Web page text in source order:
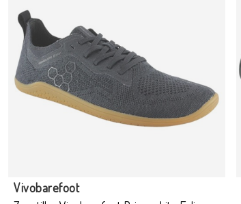
Vivobarefoot